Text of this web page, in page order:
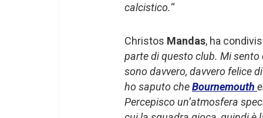
calcistico.“
Christos Mandas, ha
parte di questo club. Mi sento
sono davvero, davvero felice
ho saputo cheBournemouth
Percepisco un’atmosfera